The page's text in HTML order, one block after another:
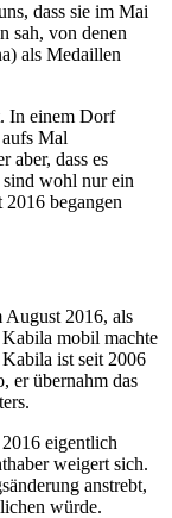
dass sie im Mai
sah, von denen
als Medaillen
In einem Dorf
Mal
aber, dass es
wohl nur ein
begangen
2016, als
mobil machte
ist seit 2006
er übernahm das
eigentlich
weigert sich.
anstrebt,
würde.